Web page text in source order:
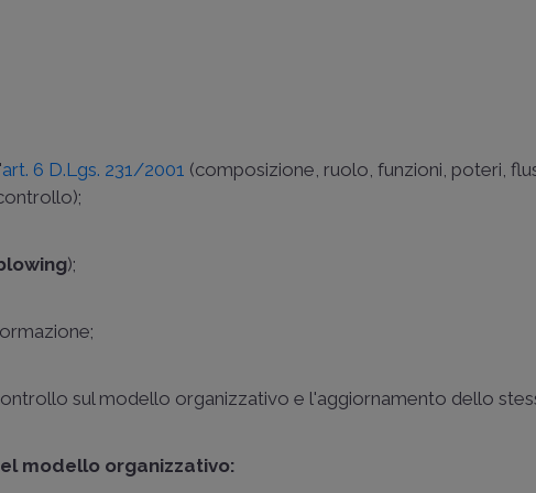
art. 6 D.Lgs. 231/2001 (composizione, ruolo, funzioni, poteri,
);
sul modello organizzativo e l'aggiornamento dello
modello organizzativo: